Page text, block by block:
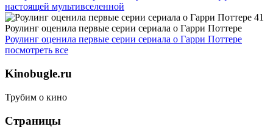
настоящей мультивселенной
Роулинг оценила первые серии сериала о Гарри Поттере
Роулинг оценила первые серии сериала о Гарри Поттере
посмотреть все
Kinobugle.ru
Трубим о кино
Страницы